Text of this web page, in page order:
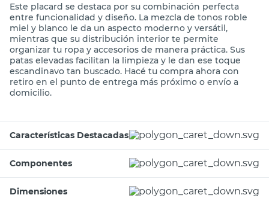
Este placard se destaca por su combinación perfecta
entre funcionalidad y diseño. La mezcla de tonos roble
miel y blanco le da un aspecto moderno y versátil,
mientras que su distribución interior te permite
organizar tu ropa y accesorios de manera práctica. Sus
patas elevadas facilitan la limpieza y le dan ese toque
escandinavo tan buscado. Hacé tu compra ahora con
retiro en el punto de entrega más próximo o envío a
domicilio.
Características Destacadas
Componentes
Dimensiones